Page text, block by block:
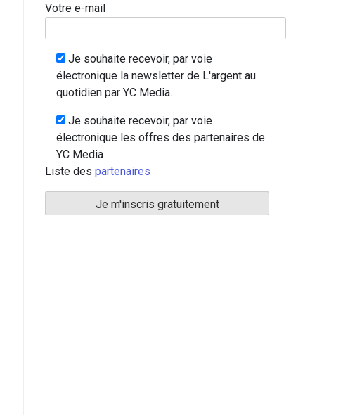
Votre e-mail
Je souhaite recevoir, par voie
électronique la newsletter de L'argent au
quotidien par YC Media.
Je souhaite recevoir, par voie
électronique les offres des partenaires de
YC Media
Liste des partenaires